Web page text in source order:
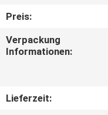
KONTAKT
UNS
Preis:
Verpackung
Informationen:
Lieferzeit: